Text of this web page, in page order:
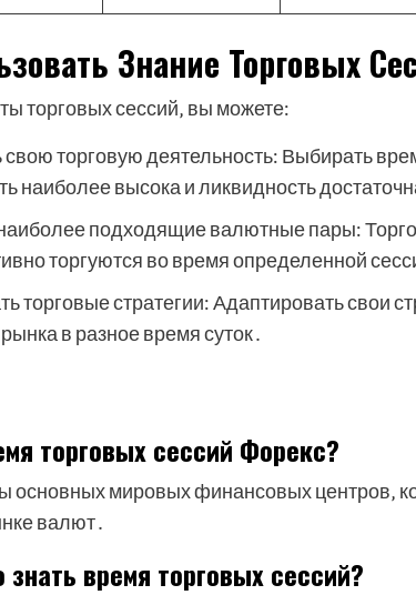
Знание Торговых
торговых сессий‚ вы можете:
торговую деятельность: Выбирать
наиболее высока и ликвидность
подходящие валютные пары:
торгуются во время определенной
торговые стратегии: Адаптировать свои
в разное время суток․
торговых сессий Форекс?
основных мировых финансовых центров‚
валют․
время торговых сессий?